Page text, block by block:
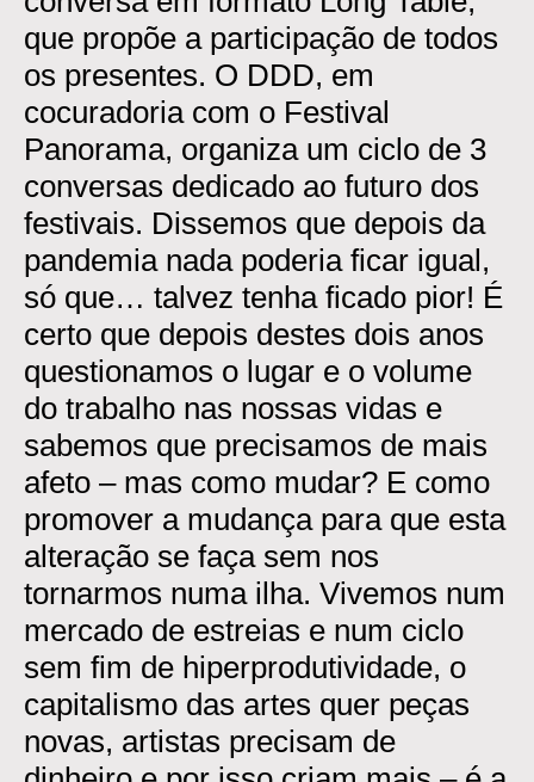
que propõe a participação de todos
os presentes. O DDD, em
cocuradoria com o Festival
Panorama, organiza um ciclo de 3
conversas dedicado ao futuro dos
festivais. Dissemos que depois da
pandemia nada poderia ficar igual,
só que… talvez tenha ficado pior! É
certo que depois destes dois anos
questionamos o lugar e o volume
do trabalho nas nossas vidas e
sabemos que precisamos de mais
afeto – mas como mudar? E como
promover a mudança para que esta
alteração se faça sem nos
tornarmos numa ilha. Vivemos num
mercado de estreias e num ciclo
sem fim de hiperprodutividade, o
capitalismo das artes quer peças
novas, artistas precisam de